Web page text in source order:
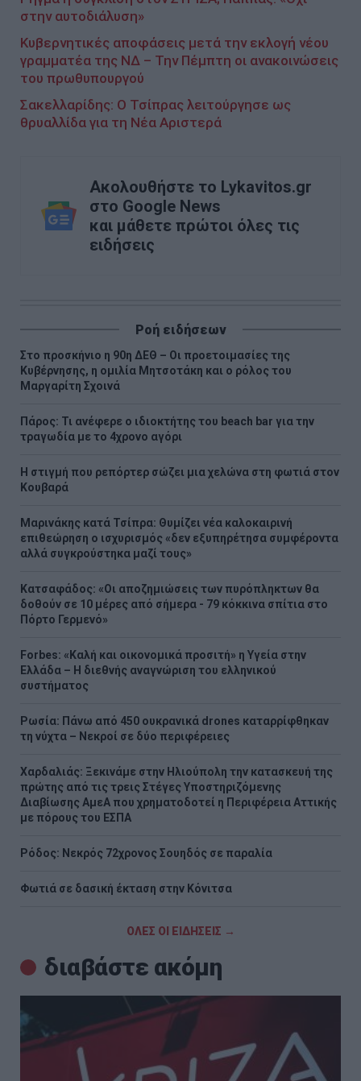
στην αυτοδιάλυση»
Κυβερνητικές αποφάσεις μετά την εκλογή νέου
γραμματέα της ΝΔ – Την Πέμπτη οι ανακοινώσεις
του πρωθυπουργού
Σακελλαρίδης: Ο Τσίπρας λειτούργησε ως
θρυαλλίδα για τη Νέα Αριστερά
Ακολουθήστε το Lykavitos.gr
στο Google News
και μάθετε πρώτοι όλες τις
ειδήσεις
Ροή ειδήσεων
Στο προσκήνιο η 90η ΔΕΘ – Οι προετοιμασίες της
Κυβέρνησης, η ομιλία Μητσοτάκη και ο ρόλος του
Μαργαρίτη Σχοινά
Πάρος: Τι ανέφερε ο ιδιοκτήτης του beach bar για την
τραγωδία με το 4χρονο αγόρι
Η στιγμή που ρεπόρτερ σώζει μια χελώνα στη φωτιά στον
Κουβαρά
Μαρινάκης κατά Τσίπρα: Θυμίζει νέα καλοκαιρινή
επιθεώρηση ο ισχυρισμός «δεν εξυπηρέτησα συμφέροντα
αλλά συγκρούστηκα μαζί τους»
Kατσαφάδος: «Οι αποζημιώσεις των πυρόπληκτων θα
δοθούν σε 10 μέρες από σήμερα - 79 κόκκινα σπίτια στο
Πόρτο Γερμενό»
Forbes: «Καλή και οικονομικά προσιτή» η Υγεία στην
Ελλάδα – Η διεθνής αναγνώριση του ελληνικού
συστήματος
Ρωσία: Πάνω από 450 ουκρανικά drones καταρρίφθηκαν
τη νύχτα – Νεκροί σε δύο περιφέρειες
Χαρδαλιάς: Ξεκινάμε στην Ηλιούπολη την κατασκευή της
πρώτης από τις τρεις Στέγες Υποστηριζόμενης
Διαβίωσης ΑμεΑ που χρηματοδοτεί η Περιφέρεια Αττικής
με πόρους του ΕΣΠΑ
Ρόδος: Νεκρός 72χρονος Σουηδός σε παραλία
Φωτιά σε δασική έκταση στην Κόνιτσα
ΟΛΕΣ ΟΙ ΕΙΔΗΣΕΙΣ →
διαβάστε ακόμη